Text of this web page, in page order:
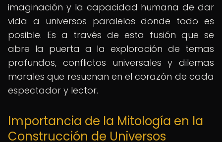
imaginación y la capacidad humana de dar
vida a universos paralelos donde todo es
posible. Es a través de esta fusión que se
abre la puerta a la exploración de temas
profundos, conflictos universales y dilemas
morales que resuenan en el corazón de cada
espectador y lector.
Importancia de la Mitología en la
Construcción de Universos